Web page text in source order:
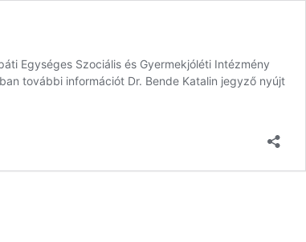
Egységes Szociális és Gyermekjóléti Intézmény
további információt Dr. Bende Katalin jegyző nyújt